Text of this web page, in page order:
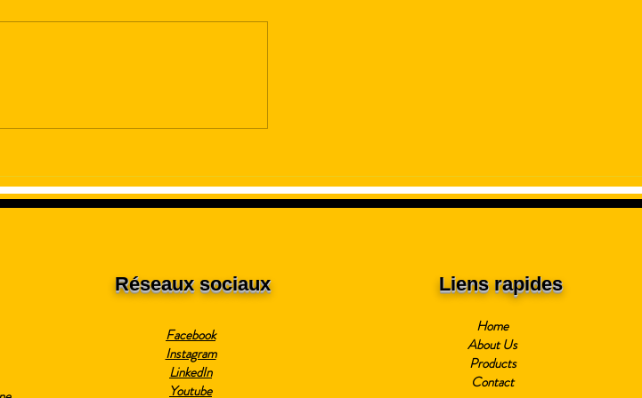
Réseaux sociaux
Facebook
Instagram
LinkedIn
Youtube
Liens rapides
Home
About Us
Products
Contact